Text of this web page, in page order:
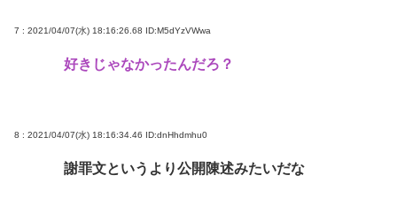
7 : 2021/04/07(水) 18:16:26.68 ID:M5dYzVWwa
好きじゃなかったんだろ？
8 : 2021/04/07(水) 18:16:34.46 ID:dnHhdmhu0
謝罪文というより公開陳述みたいだな